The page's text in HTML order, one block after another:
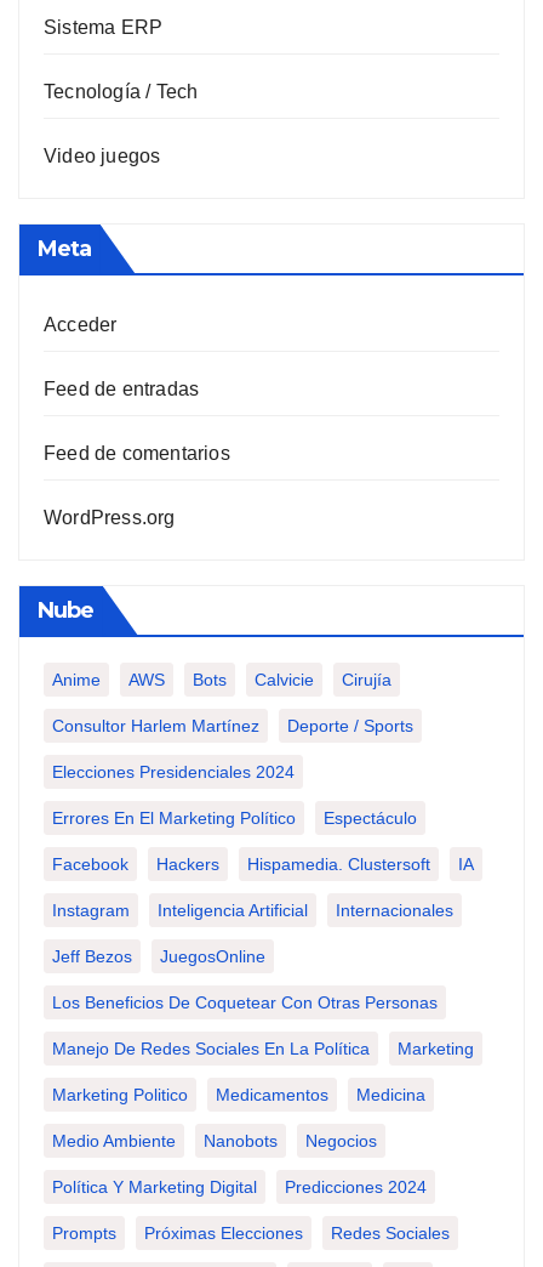
Sistema ERP
Tecnología / Tech
Video juegos
Meta
Acceder
Feed de entradas
Feed de comentarios
WordPress.org
Nube
Anime AWS Bots Calvicie Cirujía
Consultor Harlem Martínez Deporte / Sports
Elecciones Presidenciales 2024
Errores En El Marketing Político Espectáculo
Facebook Hackers Hispamedia. Clustersoft IA
Instagram Inteligencia Artificial Internacionales
Jeff Bezos JuegosOnline
Los Beneficios De Coquetear Con Otras Personas
Manejo De Redes Sociales En La Política Marketing
Marketing Politico Medicamentos Medicina
Medio Ambiente Nanobots Negocios
Política Y Marketing Digital Predicciones 2024
Prompts Próximas Elecciones Redes Sociales